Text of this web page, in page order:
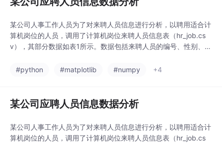
某公司人事工作人员为了对来聘人员信息进行分析，以聘用适合计
算机岗位的人员，调用了计算机岗位来聘人员信息表（hr_job.cs
v），其部分数据如表1所示。数据包括来聘人员的编号、性别、相
在缺失值等异常数据，因此需要对数据进行预处理，其主要步骤如
#python #matplotlib #numpy +4
某公司应聘人员信息数据分析
某公司人事工作人员为了对来聘人员信息进行分析，以聘用适合计
算机岗位的人员，调用了计算机岗位来聘人员信息表（hr_job.cs